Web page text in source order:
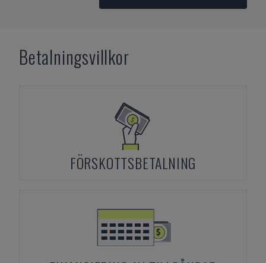
Betalningsvillkor
FÖRSKOTTSBETALNING